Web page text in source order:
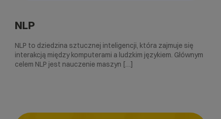
NLP
NLP to dziedzina sztucznej inteligencji, która zajmuje się
interakcją między komputerami a ludzkim językiem. Głównym
celem NLP jest nauczenie maszyn […]